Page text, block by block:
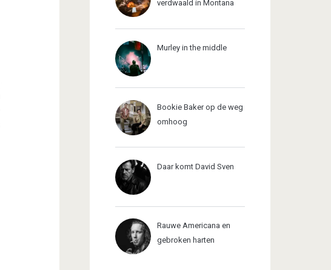
verdwaald in Montana
Murley in the middle
Bookie Baker op de weg
omhoog
Daar komt David Sven
Rauwe Americana en
gebroken harten